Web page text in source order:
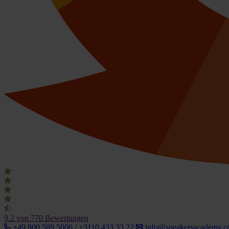
9.2 von 770 Bewertungen
+49 800 589 5006 / +3110 433 33 22